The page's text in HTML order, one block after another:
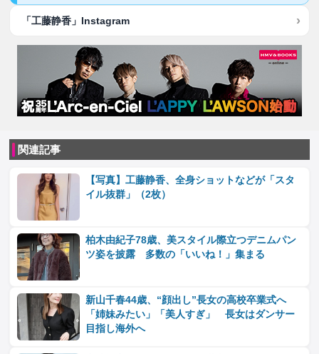
「工藤静香」Instagram
関連記事
【写真】工藤静香、全身ショットなどが「スタ
イル抜群」（2枚）
柏木由紀子78歳、美スタイル際立つデニムパン
ツ姿を披露 多数の「いいね！」集まる
新山千春44歳、“顔出し”長女の高校卒業式へ
「姉妹みたい」「美人すぎ」 長女はダンサー
目指し海外へ